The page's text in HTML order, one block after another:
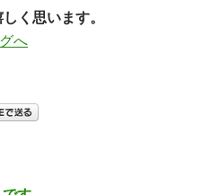
く思います。